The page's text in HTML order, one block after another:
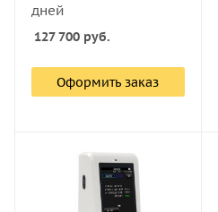
дней
127 700 руб.
Оформить заказ